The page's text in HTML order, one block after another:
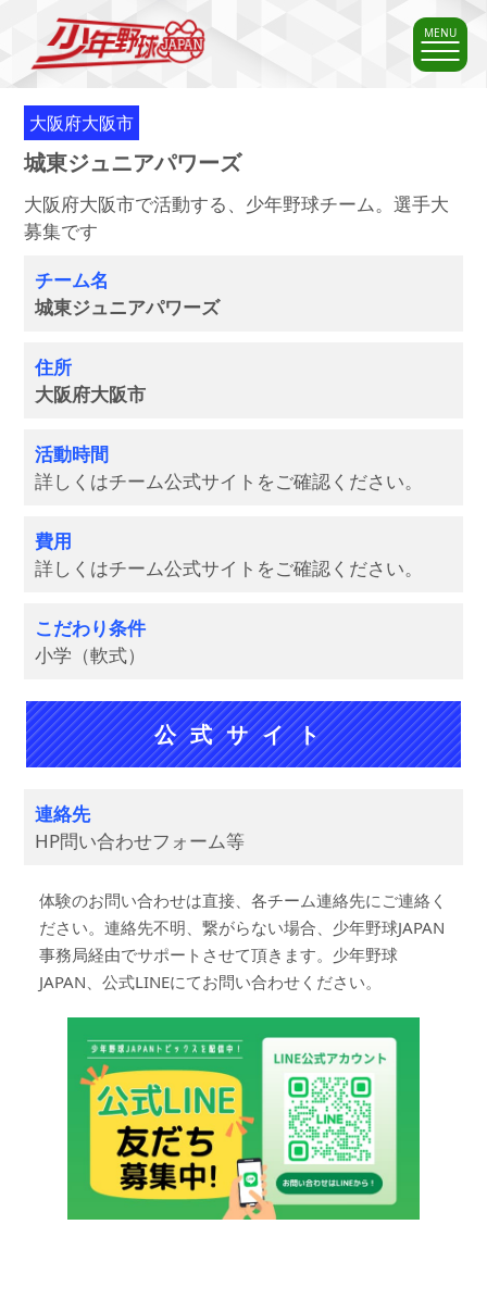
MENU
大阪府大阪市
城東ジュニアパワーズ
大阪府大阪市で活動する、少年野球チーム。選手大
募集です
チーム名
城東ジュニアパワーズ
住所
大阪府大阪市
活動時間
詳しくはチーム公式サイトをご確認ください。
費用
詳しくはチーム公式サイトをご確認ください。
こだわり条件
小学（軟式）
公式サイト
連絡先
HP問い合わせフォーム等
体験のお問い合わせは直接、各チーム連絡先にご連絡く
ださい。連絡先不明、繋がらない場合、少年野球JAPAN
事務局経由でサポートさせて頂きます。少年野球
JAPAN、公式LINEにてお問い合わせください。